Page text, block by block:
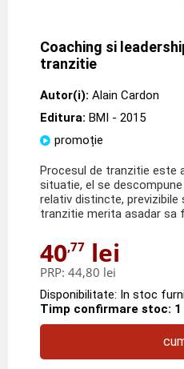
Coaching si
tranzitie
Autor(i): Alain Cardon
Editura: BMI - 2015
promoție
Procesul de tranzitie este
situatie, el se
relativ distincte, previzibile
tranzitie merita asadar sa
40,77 lei
PRP: 44,80 lei
Disponibilitate: In stoc
Timp confirmare stoc: